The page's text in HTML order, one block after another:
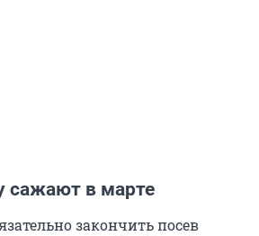
сажают в марте
закончить посев